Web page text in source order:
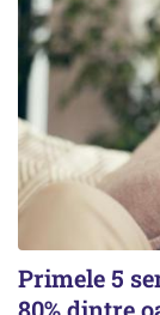
Primele 5
80% dintre